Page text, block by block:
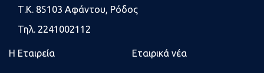
Τ.Κ. 85103 Αφάντου, Ρόδος
Τηλ. 2241002112
Η Εταιρεία Εταιρικά νέα